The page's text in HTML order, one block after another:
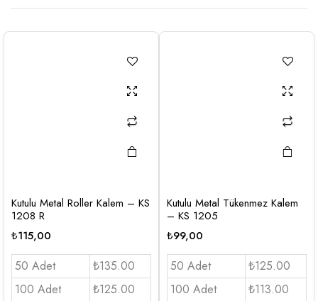
Kutulu Metal Roller Kalem – KS
1208 R
₺115,00
50 Adet
₺135.00
100 Adet
₺125.00
Kutulu Metal Tükenmez Kalem
– KS 1205
₺99,00
50 Adet
₺125.00
100 Adet
₺113.00